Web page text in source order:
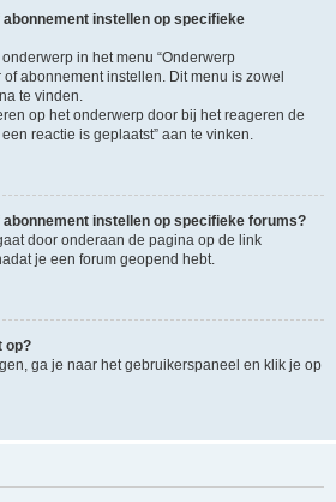
abonnement instellen op specifieke
in het menu “Onderwerp
abonnement instellen. Dit menu is zowel
te vinden.
op het onderwerp door bij het reageren de
reactie is geplaatst” aan te vinken.
abonnement instellen op specifieke forums?
door onderaan de pagina op de link
je een forum geopend hebt.
op?
ga je naar het gebruikerspaneel en klik je op